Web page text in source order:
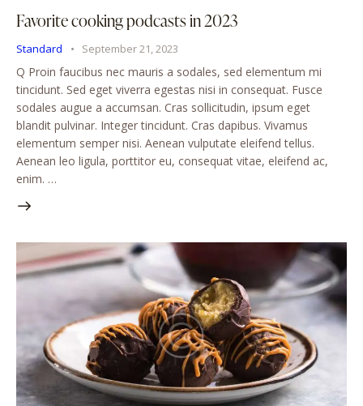
Favorite cooking podcasts in 2023
Standard September 21, 2023
Q Proin faucibus nec mauris a sodales, sed elementum mi
tincidunt. Sed eget viverra egestas nisi in consequat. Fusce
sodales augue a accumsan. Cras sollicitudin, ipsum eget
blandit pulvinar. Integer tincidunt. Cras dapibus. Vivamus
elementum semper nisi. Aenean vulputate eleifend tellus.
Aenean leo ligula, porttitor eu, consequat vitae, eleifend ac,
enim. …